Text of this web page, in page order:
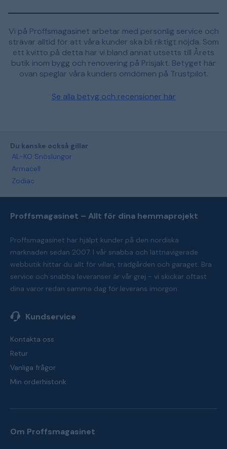
Vi på Proffsmagasinet arbetar med personlig service och
strävar alltid för att våra kunder ska bli riktigt nöjda. Som
ett kvitto på detta har vi bland annat utsetts till Årets
butik inom bygg och renovering på Prisjakt. Betyget här
ovan speglar våra kunders omdömen på Trustpilot.
Se alla betyg och recensioner här
Du kanske också gillar
AL-KO Snöslungor
Armacell
Zodiac
Proffsmagasinet – Allt för dina hemmaprojekt
Proffsmagasinet har hjälpt kunder på den nordiska
marknaden sedan 2007. I vår snabba och lättnavigerade
webbutik hittar du allt för villan, trädgården och garaget. Bra
service och snabba leveranser är vår grej - vi skickar oftast
dina varor redan samma dag för leverans imorgon.
Kundservice
Kontakta oss
Retur
Vanliga frågor
Min orderhistorik
Om Proffsmagasinet